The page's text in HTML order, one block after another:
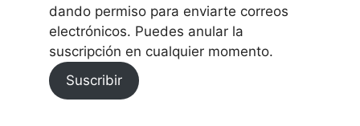
dando permiso para enviarte correos
electrónicos. Puedes anular la
suscripción en cualquier momento.
Suscribir